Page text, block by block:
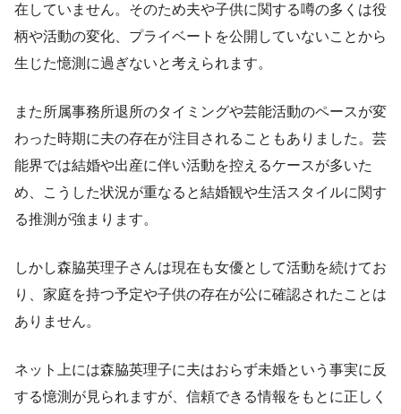
在していません。そのため夫や子供に関する噂の多くは役
柄や活動の変化、プライベートを公開していないことから
生じた憶測に過ぎないと考えられます。
また所属事務所退所のタイミングや芸能活動のペースが変
わった時期に夫の存在が注目されることもありました。芸
能界では結婚や出産に伴い活動を控えるケースが多いた
め、こうした状況が重なると結婚観や生活スタイルに関す
る推測が強まります。
しかし森脇英理子さんは現在も女優として活動を続けてお
り、家庭を持つ予定や子供の存在が公に確認されたことは
ありません。
ネット上には森脇英理子に夫はおらず未婚という事実に反
する憶測が見られますが、信頼できる情報をもとに正しく